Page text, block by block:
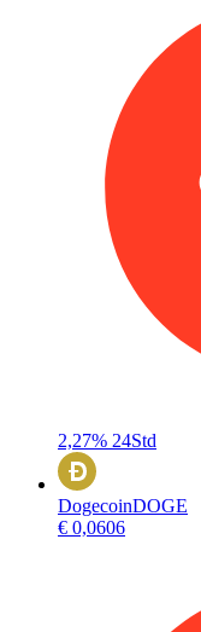
2,27% 24Std
DogecoinDOGE
€ 0,0606